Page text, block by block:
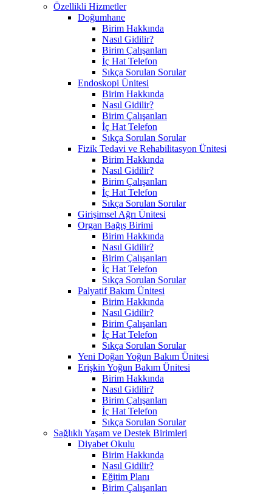
Özellikli Hizmetler
Doğumhane
Birim Hakkında
Nasıl Gidilir?
Birim Çalışanları
İç Hat Telefon
Sıkça Sorulan Sorular
Endoskopi Ünitesi
Birim Hakkında
Nasıl Gidilir?
Birim Çalışanları
İç Hat Telefon
Sıkça Sorulan Sorular
Fizik Tedavi ve Rehabilitasyon Ünitesi
Birim Hakkında
Nasıl Gidilir?
Birim Çalışanları
İç Hat Telefon
Sıkça Sorulan Sorular
Girişimsel Ağrı Ünitesi
Organ Bağış Birimi
Birim Hakkında
Nasıl Gidilir?
Birim Çalışanları
İç Hat Telefon
Sıkça Sorulan Sorular
Palyatif Bakım Ünitesi
Birim Hakkında
Nasıl Gidilir?
Birim Çalışanları
İç Hat Telefon
Sıkça Sorulan Sorular
Yeni Doğan Yoğun Bakım Ünitesi
Erişkin Yoğun Bakım Ünitesi
Birim Hakkında
Nasıl Gidilir?
Birim Çalışanları
İç Hat Telefon
Sıkça Sorulan Sorular
Sağlıklı Yaşam ve Destek Birimleri
Diyabet Okulu
Birim Hakkında
Nasıl Gidilir?
Eğitim Planı
Birim Çalışanları